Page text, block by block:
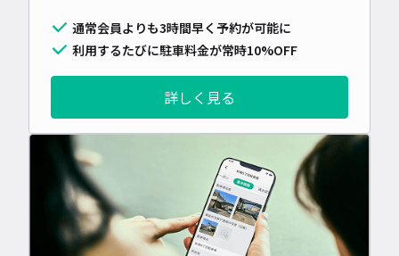
通常会員よりも3時間早く予約が可能に
利用するたびに駐車料金が常時10%OFF
詳しく見る